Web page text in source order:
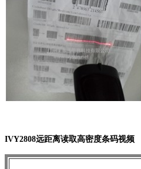
IVY2808远距离读取高密度条码视频